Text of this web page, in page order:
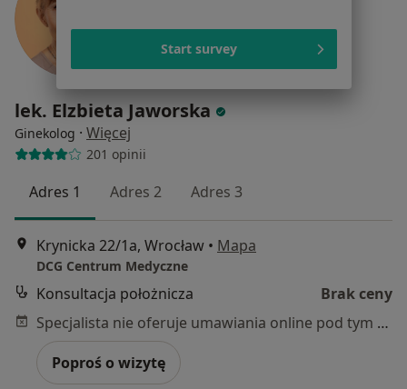
lek. Elzbieta Jaworska
Ginekolog · Więcej
201 opinii
Adres 1 Adres 2 Adres 3
Krynicka 22/1a, Wrocław • Mapa
DCG Centrum Medyczne
Konsultacja położnicza
Brak ceny
Specjalista nie oferuje umawiania online pod tym adresem.
Poproś o wizytę
Start survey